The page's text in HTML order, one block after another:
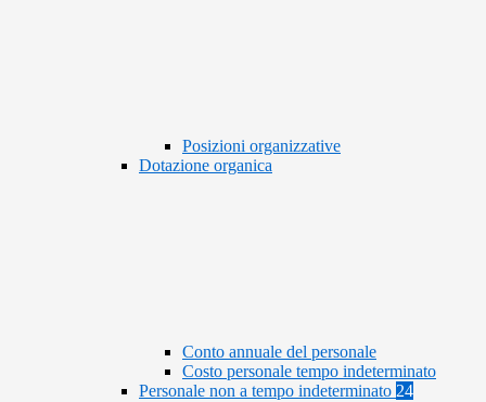
Posizioni organizzative
Dotazione organica
Conto annuale del personale
Costo personale tempo indeterminato
Personale non a tempo indeterminato 24